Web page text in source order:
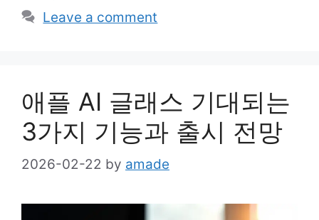
Leave a comment
애플 AI 글래스 기대되는
3가지 기능과 출시 전망
2026-02-22 by amade